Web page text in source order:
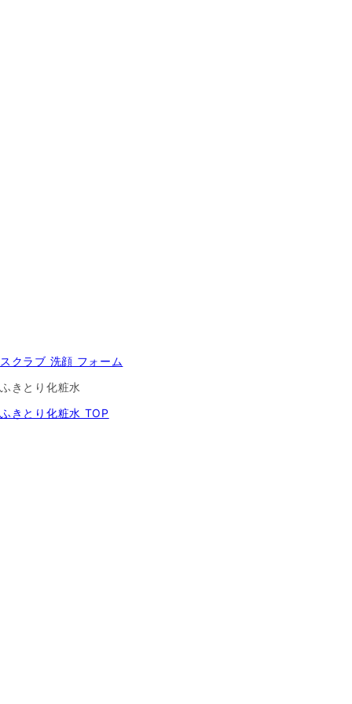
スクラブ 洗顔 フォーム
ふきとり化粧水
ふきとり化粧水 TOP